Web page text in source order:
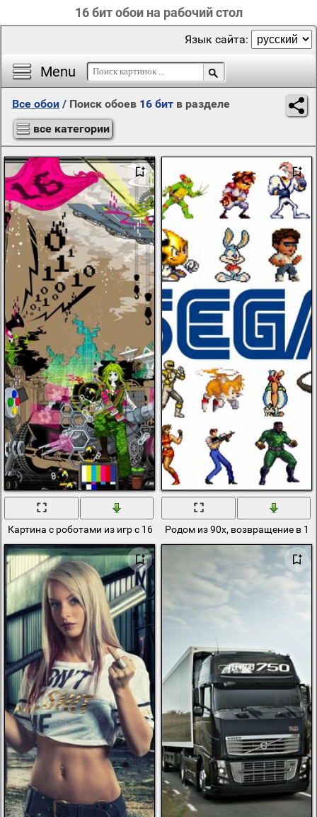
16 бит обои на рабочий стол
Menu
Язык сайта:
Все обои / Поиск обоев 16 бит в разделе
все категории
Картина с роботами из игр с 16 бит кРодом из 90х, возвращение в 16